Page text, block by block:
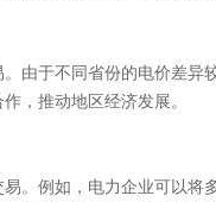
于不同省份的电价差异
，推动地区经济发展。
例如，电力企业可以将